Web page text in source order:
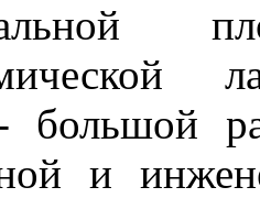
большой
и